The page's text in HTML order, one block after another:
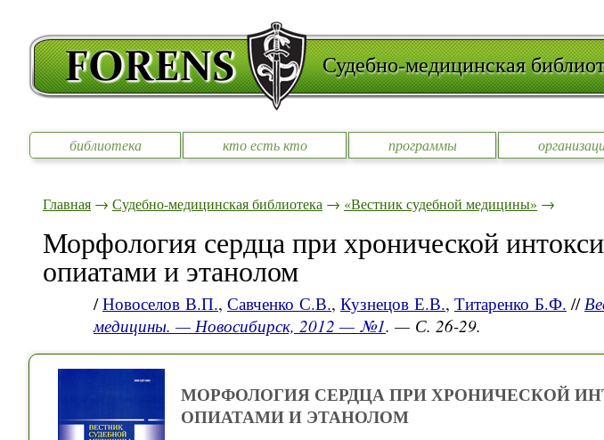
Судебно-медицинская
библиотека кто есть кто программы
Главная → Судебно-медицинская библиотека → «Вестник судебной медицины» →
Морфология сердца при хронической
опиатами и этанолом
/Новоселов В.П., Савченко С.В., Кузнецов Е.В., Титаренко Б.Ф. //
медицины. — Новосибирск, 2012 — №1. — С. 26-29.
МОРФОЛОГИЯ СЕРДЦА ПРИ ХРОНИЧЕСКОЙ
ОПИАТАМИ И ЭТАНОЛОМ